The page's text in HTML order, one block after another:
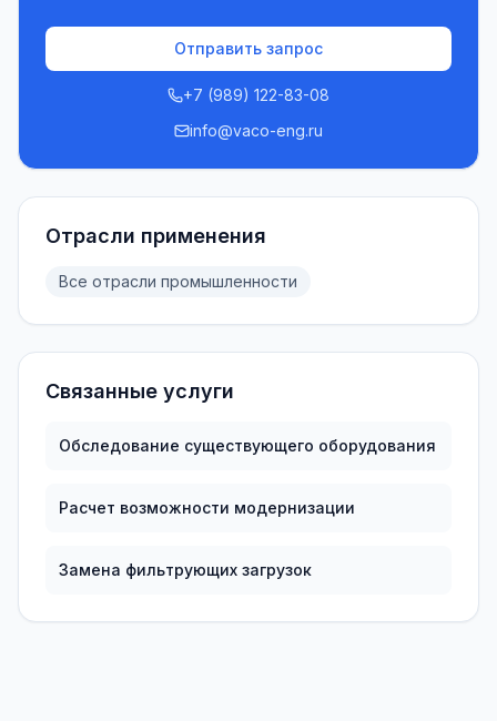
Отправить запрос
+7 (989) 122-83-08
info@vaco-eng.ru
Отрасли применения
Все отрасли промышленности
Связанные услуги
Обследование существующего оборудования
Расчет возможности модернизации
Замена фильтрующих загрузок